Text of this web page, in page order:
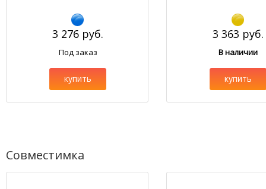
3 276 руб.
Под заказ
купить
3 363 руб.
В наличии
купить
Совместимка